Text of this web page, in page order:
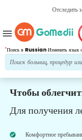
Отследить
*Поиск в Russian Изменить язык
menu
Чтобы
Для получения
Комфортное